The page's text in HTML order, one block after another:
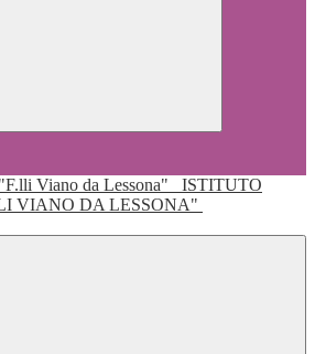
ISTITUTO
VIANO DA LESSONA"